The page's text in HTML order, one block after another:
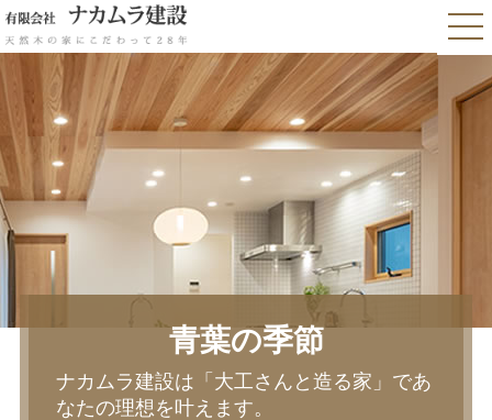
青葉の季節
ナカムラ建設は「大工さんと造る家」であ
なたの理想を叶えます。